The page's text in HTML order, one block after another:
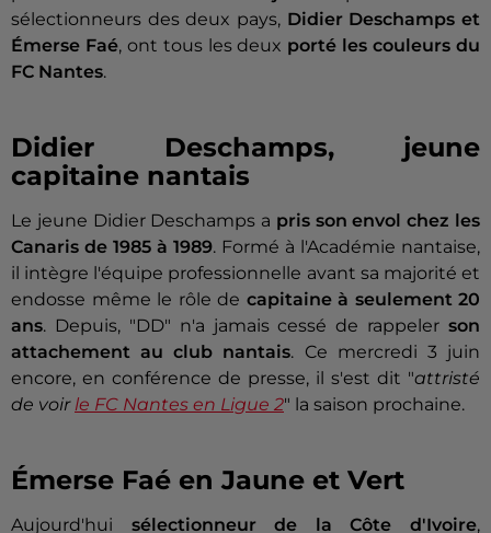
sélectionneurs des deux pays, Didier Deschamps et
Émerse Faé, ont tous les deux porté les couleurs du
FC Nantes.
Didier Deschamps, jeune
capitaine nantais
Le jeune Didier Deschamps a pris son envol chez les
Canaris de 1985 à 1989. Formé à l'Académie nantaise,
il intègre l'équipe professionnelle avant sa majorité et
endosse même le rôle de capitaine à seulement 20
ans. Depuis, "DD" n'a jamais cessé de rappeler son
attachement au club nantais. Ce mercredi 3 juin
encore, en conférence de presse, il s'est dit "attristé
de voir le FC Nantes en Ligue 2" la saison prochaine.
Émerse Faé en Jaune et Vert
Aujourd'hui sélectionneur de la Côte d'Ivoire,